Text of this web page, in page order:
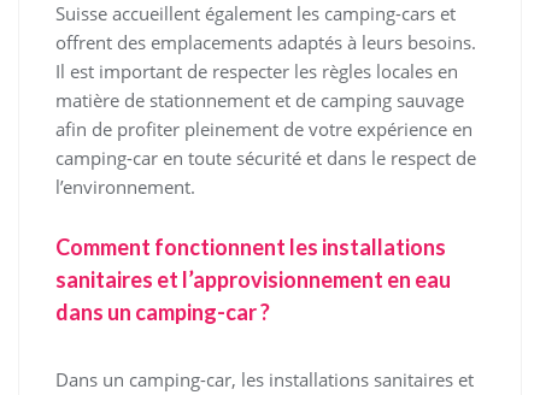
Suisse accueillent également les camping-cars et
offrent des emplacements adaptés à leurs besoins.
Il est important de respecter les règles locales en
matière de stationnement et de camping sauvage
afin de profiter pleinement de votre expérience en
camping-car en toute sécurité et dans le respect de
l’environnement.
Comment fonctionnent les installations
sanitaires et l’approvisionnement en eau
dans un camping-car ?
Dans un camping-car, les installations sanitaires et